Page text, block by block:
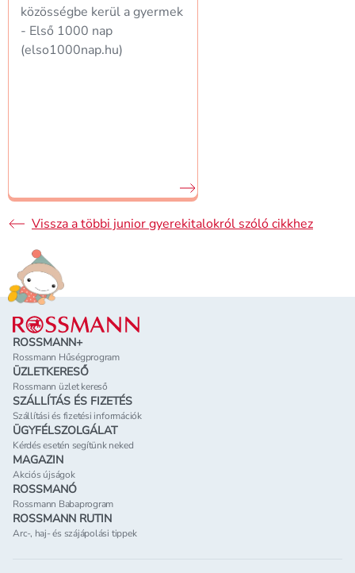
közösségbe kerül a gyermek
- Első 1000 nap
(elso1000nap.hu)
Vissza a többi junior gyerekitalokról szóló cikkhez
Lábléc
ROSSMANN+
Rossmann Hűségprogram
ÜZLETKERESŐ
Rossmann üzlet kereső
SZÁLLÍTÁS ÉS FIZETÉS
Szállítási és fizetési információk
ÜGYFÉLSZOLGÁLAT
Kérdés esetén segítünk neked
MAGAZIN
Akciós újságok
ROSSMANÓ
Rossmann Babaprogram
ROSSMANN RUTIN
Arc-, haj- és szájápolási tippek